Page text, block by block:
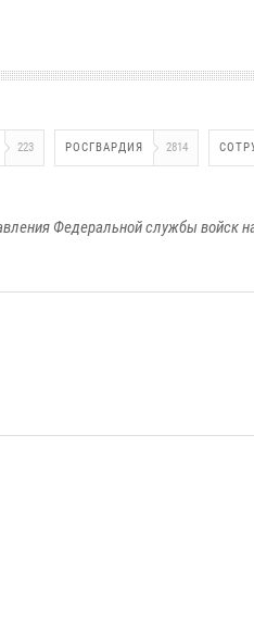
223 РОСГВАРДИЯ 2814
Федеральной службы войск